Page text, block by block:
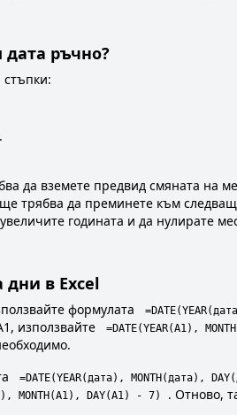
ръчно?
стъпки:
да вземете предвид смяната на
трябва да преминете към
годината и да нулирате
в Excel
формулата
използвайте
=DATE(YEAR(A1),
=DATE(YEAR(дата), MONTH(дата),
MONTH(A1), DAY(A1) - 7)
. Отново,